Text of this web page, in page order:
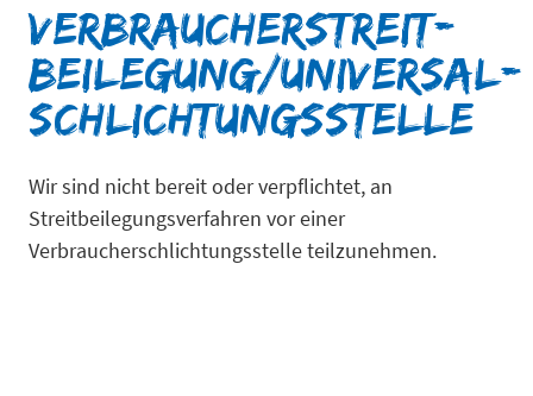
Verbraucher­streit­
beilegung/Universal­
schlichtungs­stelle
Wir sind nicht bereit oder verpflichtet, an
Streitbeilegungsverfahren vor einer
Verbraucherschlichtungsstelle teilzunehmen.